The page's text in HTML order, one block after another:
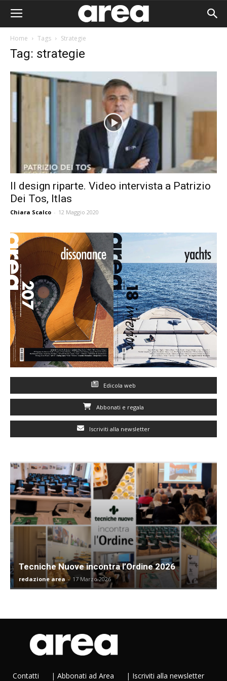
Home Tags Strategie
Tag: strategie
Il design riparte. Video intervista a Patrizio
Dei Tos, Itlas
Chiara Scalco - 12 Maggio 2020
Edicola web
Abbonati e regala
Iscriviti alla newsletter
Tecniche Nuove incontra l’Ordine 2026
redazione area - 17 Marzo 2026
Contatti | Abbonati ad Area | Iscriviti alla newsletter